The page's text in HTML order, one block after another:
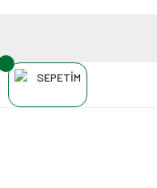
SEPETİM